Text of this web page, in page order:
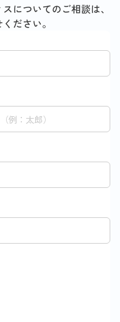
についてのご相談は、
ださい。